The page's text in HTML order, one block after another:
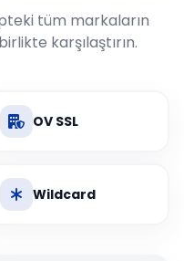
tüm markaların
karşılaştırın.
OV SSL
Wildcard